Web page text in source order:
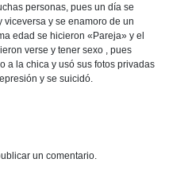
personas, pues un día se
y se enamoro de un
edad se hicieron «Pareja» y el
verse y tener sexo , pues
a la chica y usó sus fotos privadas
y se suicidó.
un comentario.